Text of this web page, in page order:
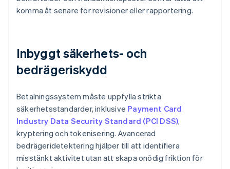
komma åt senare för revisioner eller rapportering.
Inbyggt säkerhets- och
bedrägeriskydd
Betalningssystem måste uppfylla strikta
säkerhetsstandarder, inklusive Payment Card
Industry Data Security Standard (PCI DSS),
kryptering och tokenisering. Avancerad
bedrägeridetektering hjälper till att identifiera
misstänkt aktivitet utan att skapa onödig friktion för